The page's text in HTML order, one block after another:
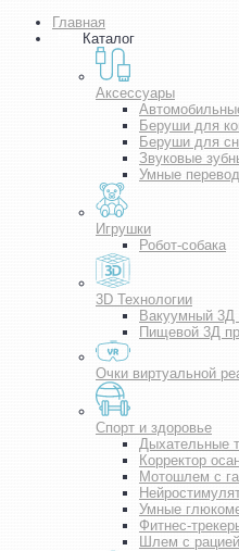
Главная
Каталог
Аксессуары
Беруши для
Беруши для
Звуковые
Умные
Игрушки
Робот-собака
3D Технологии
Вакуумный 3Д
Пищевой 3Д
Очки виртуальной
Спорт и здоровье
Дыхательные
Корректор
Мотошлем с
Умные
Фитнес-
Шлем с рацией